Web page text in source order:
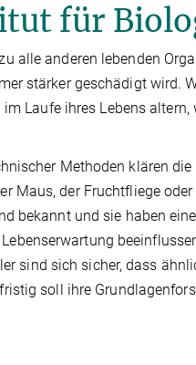
für
alle anderen lebenden
stärker geschädigt wird.
Laufe ihres Lebens
Methoden klären
Maus, der Fruchtfliege
bekannt und sie haben
sind sich sicher, dass
soll ihre